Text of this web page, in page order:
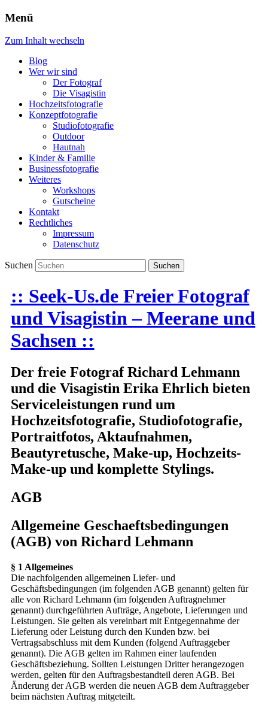
Menü
Zum Inhalt wechseln
Blog
Wer wir sind
Der Fotograf
Die Visagistin
Hochzeitsfotografie
Konzeptfotografie
Studiofotografie
Outdoor
Hautnah
Kinder & Familie
Businessfotografie
Weiteres
Workshops
Gutscheine
Kontakt
Rechtliches
Impressum
Datenschutz
Suchen
:: Seek-Us.de Freier Fotograf
und Visagistin – Meerane und
Sachsen ::
Der freie Fotograf Richard Lehmann
und die Visagistin Erika Ehrlich bieten
Serviceleistungen rund um
Hochzeitsfotografie, Studiofotografie,
Portraitfotos, Aktaufnahmen,
Beautyretusche, Make-up, Hochzeits-
Make-up und komplette Stylings.
AGB
Allgemeine Geschaeftsbedingungen
(AGB) von Richard Lehmann
§ 1 Allgemeines
Die nachfolgenden allgemeinen Liefer- und
Geschäftsbedingungen (im folgenden AGB genannt) gelten für
alle von Richard Lehmann (im folgenden Auftragnehmer
genannt) durchgeführten Aufträge, Angebote, Lieferungen und
Leistungen. Sie gelten als vereinbart mit Entgegennahme der
Lieferung oder Leistung durch den Kunden bzw. bei
Vertragsabschluss mit dem Kunden (folgend Auftraggeber
genannt). Die AGB gelten im Rahmen einer laufenden
Geschäftsbeziehung. Sollten Leistungen Dritter herangezogen
werden, gelten für den Auftragsbestandteil deren AGB. Bei
Änderung der AGB werden die neuen AGB dem Auftraggeber
beim nächsten Auftrag mitgeteilt.